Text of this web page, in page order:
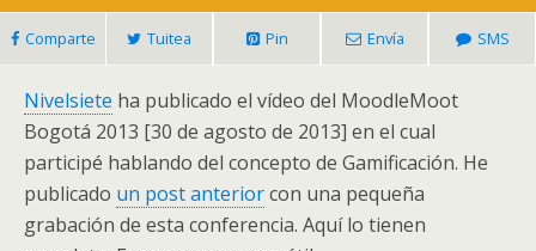
Comparte Tuitea Pin Envía SMS
Nivelsiete ha publicado el vídeo del MoodleMoot
Bogotá 2013 [30 de agosto de 2013] en el cual
participé hablando del concepto de Gamificación. He
publicado un post anteriorcon una pequeña
grabación de esta conferencia. Aquí lo tienen